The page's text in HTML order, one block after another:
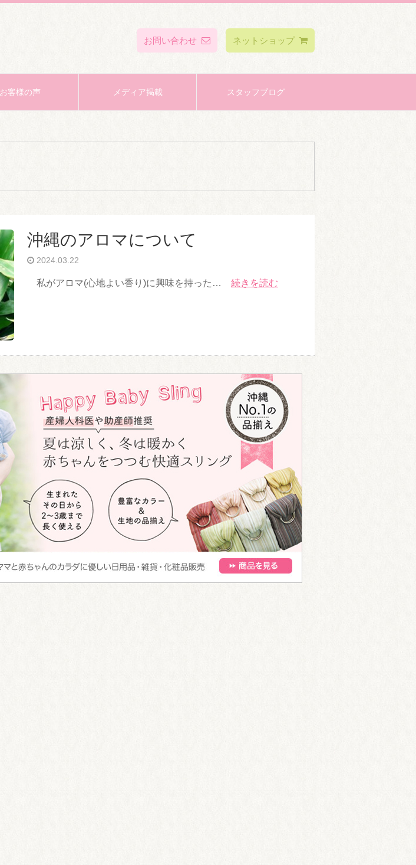
お問い合わせ ネットショップ
お客様の声 メディア掲載 スタッフブログ
沖縄のアロマについて
2024.03.22
私がアロマ(心地よい香り)に興味を持った… 続きを読む